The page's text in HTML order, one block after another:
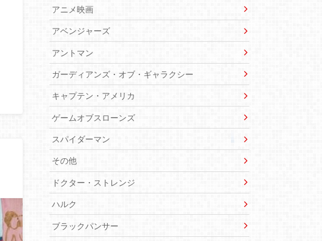
アニメ映画
アベンジャーズ
アントマン
ガーディアンズ・オブ・ギャラクシー
キャプテン・アメリカ
ゲームオブスローンズ
スパイダーマン
その他
ドクター・ストレンジ
ハルク
ブラックパンサー